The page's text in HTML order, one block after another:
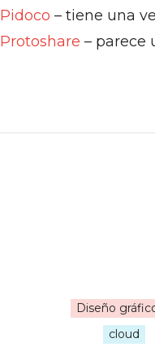
Pidoco – tiene una
Protoshare – parece
Diseño
cloud